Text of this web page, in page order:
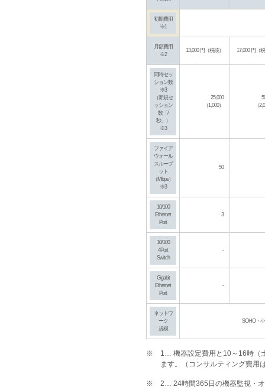
初期費用
※1
月額費用
※2
13,000 円（税抜） 17,000 円（
同時セッ
ション数
※3
（新規セ
ッション
数「/
秒」）
※3
25,000
（1,000）
（
ファイア
ウォール
スループ
ット
（Mbps）
※3
50
10/100
Ethernet
Port
3
10/100
4Port
Switch
-
Gigabit
Ethernet
Port
-
ネットワ
ーク
規模
SOHO・
※
1… 機器設定費用と10～16時（
ます。（コンサルティング費用
※ 2… 24時間365日の機器監視・